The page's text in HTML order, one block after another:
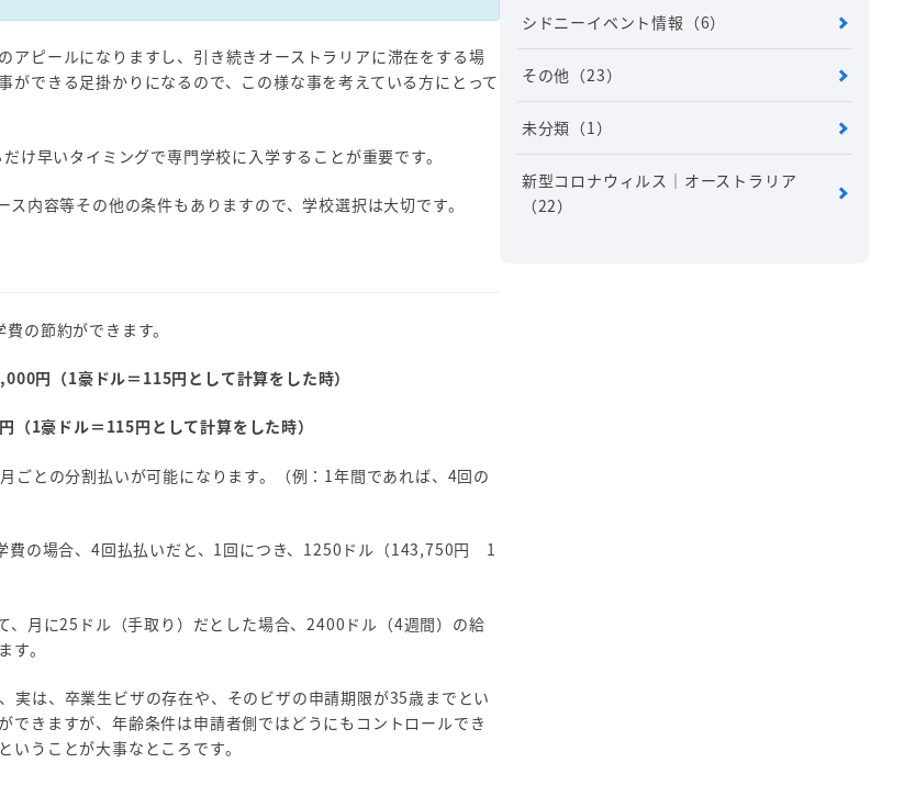
ピールになりますし、引き続きオーストラリアに滞在をする場
できる足掛かりになるので、この様な事を考えている方にとって
早いタイミングで専門学校に入学することが重要です。
内容等その他の条件もありますので、学校選択は大切です。
の節約ができます。
円（1豪ドル＝115円として計算をした時）
1豪ドル＝115円として計算をした時）
ごとの分割払いが可能になります。（例：1年間であれば、4回の
の場合、4回払払いだと、1回につき、1250ドル（143,750円 1
月に25ドル（手取り）だとした場合、2400ドル（4週間）の給
す。
は、卒業生ビザの存在や、そのビザの申請期限が35歳までとい
きますが、年齢条件は申請者側ではどうにもコントロールでき
うことが大事なところです。
シドニーイベント情報 （6）
その他 （23）
未分類 （1）
新型コロナウィルス｜オーストラリア
（22）